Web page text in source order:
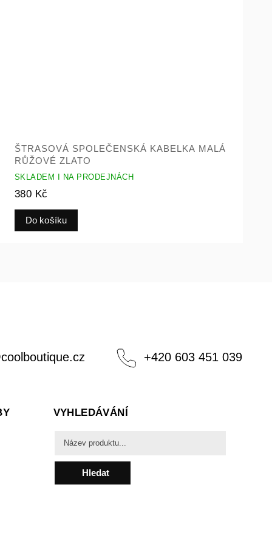
ŠTRASOVÁ SPOLEČENSKÁ KABELKA MALÁ
RŮŽOVÉ ZLATO
SKLADEM I NA PRODEJNÁCH
380 Kč
Do košíku
coolboutique.cz +420 603 451 039
VYHLEDÁVÁNÍ
Hledat